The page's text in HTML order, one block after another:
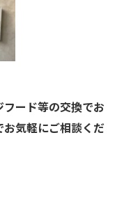
ード等の交換でお
気軽にご相談くだ